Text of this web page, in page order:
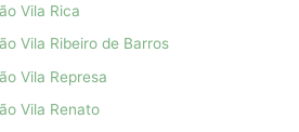
Vila Rica
Vila Ribeiro de Barros
Vila Represa
Vila Renato